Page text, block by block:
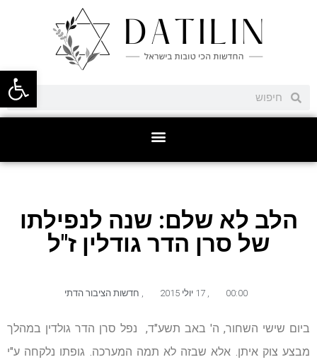
פתח
הלב לא שלם: שנה לנפילתו
של סרן הדר גודלין ז"ל
00:00
, 17 יולי 2015 , חדשות הציבור הדתי
ביום שישי השחור, ה' באב תשע"ד, נפל סרן הדר גולדין במהלך
מבצע צוק איתן. אלא שבזה לא תמה המערכה. גופתו נלקחה ע"י